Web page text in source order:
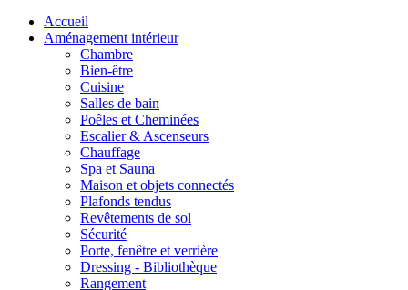
Accueil
Aménagement intérieur
Chambre
Bien-être
Cuisine
Salles de bain
Poêles et Cheminées
Escalier & Ascenseurs
Chauffage
Spa et Sauna
Maison et objets connectés
Plafonds tendus
Revêtements de sol
Sécurité
Porte, fenêtre et verrière
Dressing - Bibliothèque
Rangement